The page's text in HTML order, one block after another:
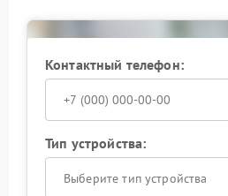
Контактный телефон:
Тип устройства:
Выберите тип устройства